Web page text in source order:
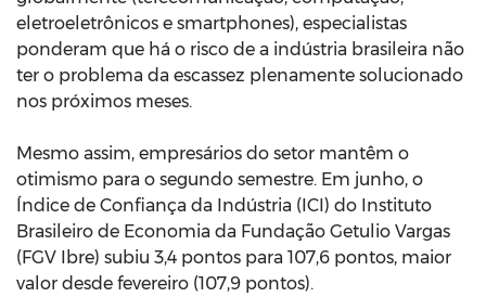
eletroeletrônicos e smartphones), especialistas
ponderam que há o risco de a indústria brasileira não
ter o problema da escassez plenamente solucionado
nos próximos meses.
Mesmo assim, empresários do setor mantêm o
otimismo para o segundo semestre. Em junho, o
Índice de Confiança da Indústria (ICI) do Instituto
Brasileiro de Economia da Fundação Getulio Vargas
(FGV Ibre) subiu 3,4 pontos para 107,6 pontos, maior
valor desde fevereiro (107,9 pontos).